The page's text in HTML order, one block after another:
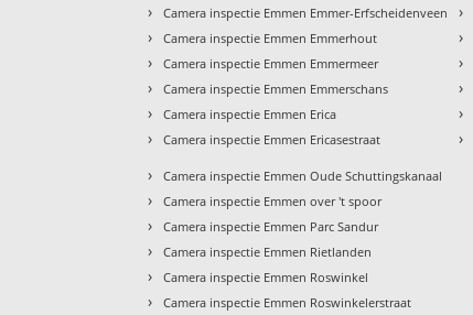
› Camera inspectie Emmen Emmer-Erfscheidenveen
› Camera inspectie Emmen Emmerhout
› Camera inspectie Emmen Emmermeer
› Camera inspectie Emmen Emmerschans
› Camera inspectie Emmen Erica
› Camera inspectie Emmen Ericasestraat
›
›
›
›
›
›
› Camera inspectie Emmen Oude Schuttingskanaal
› Camera inspectie Emmen over 't spoor
› Camera inspectie Emmen Parc Sandur
› Camera inspectie Emmen Rietlanden
› Camera inspectie Emmen Roswinkel
› Camera inspectie Emmen Roswinkelerstraat